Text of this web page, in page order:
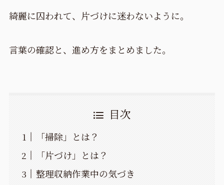
綺麗に囚われて、片づけに迷わないように。
言葉の確認と、進め方をまとめました。
目次
「掃除」とは？
「片づけ」とは？
整理収納作業中の気づき